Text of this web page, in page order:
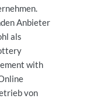
Anbieter
als
with
von